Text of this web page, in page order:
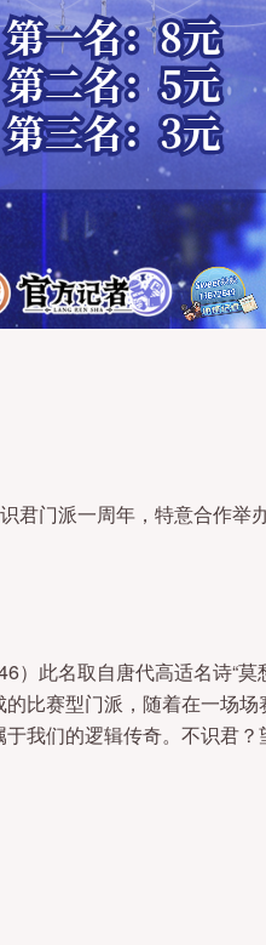
君门派一周年，特意合作举
）此名取自唐代高适名诗“
比赛型门派，随着在一场
我们的逻辑传奇。不识君？